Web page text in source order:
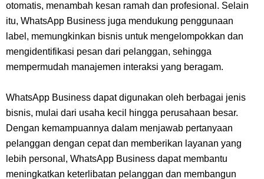
Cara Membuat Linktree Instagram, Sangat Mudah Untuk Kamu
Lakukan Sendiri
7 Fakta Gaban One Piece, Orang Yang Telah Memberikan Kunci Borgol
Milik Loki
Profil Slamet Rahardjo, Aktor Dengan Peran Penting Dalam Perfilman
Indonesia
otomatis, menambah kesan ramah dan profesional. Selain
itu, WhatsApp Business juga mendukung penggunaan
label, memungkinkan bisnis untuk mengelompokkan dan
mengidentifikasi pesan dari pelanggan, sehingga
mempermudah manajemen interaksi yang beragam.
WhatsApp Business dapat digunakan oleh berbagai jenis
bisnis, mulai dari usaha kecil hingga perusahaan besar.
Dengan kemampuannya dalam menjawab pertanyaan
pelanggan dengan cepat dan memberikan layanan yang
lebih personal, WhatsApp Business dapat membantu
meningkatkan keterlibatan pelanggan dan membangun